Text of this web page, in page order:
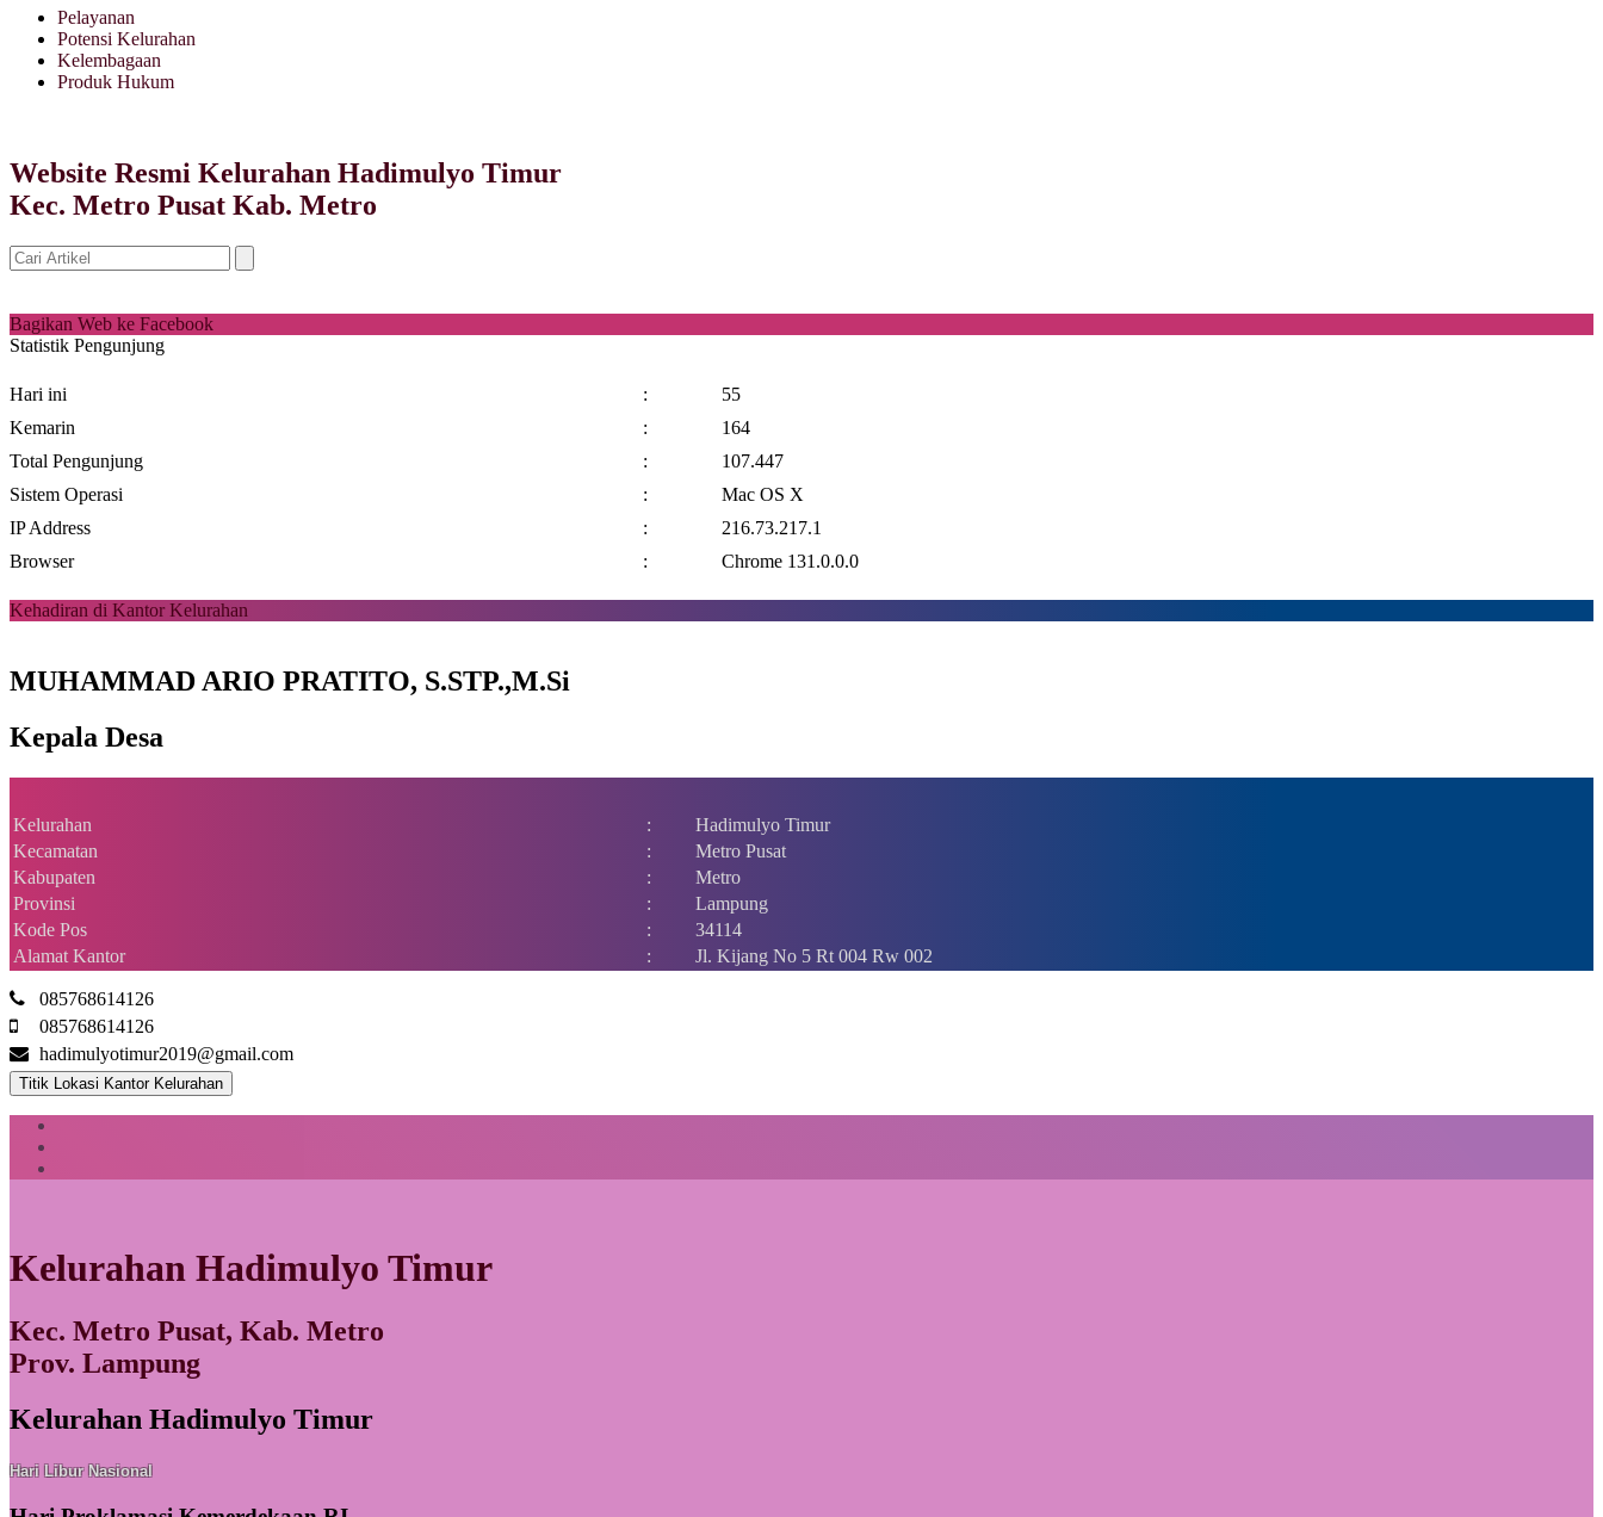
Pelayanan
Potensi Kelurahan
Kelembagaan
Produk Hukum
Website Resmi Kelurahan Hadimulyo Timur
Kec. Metro Pusat Kab. Metro
Bagikan Web ke Facebook
Statistik Pengunjung
Hari ini :
55
Kemarin
:
164
Total Pengunjung
:
107.447
Sistem Operasi
:
Mac OS X
IP Address
:
216.73.217.1
Browser
: Chrome 131.0.0.0
Kehadiran di Kantor Kelurahan
MUHAMMAD ARIO PRATITO, S.STP.,M.Si
Kepala Desa
Kelurahan :
Hadimulyo Timur
Kecamatan
:
Metro Pusat
Kabupaten
:
Metro
Provinsi
:
Lampung
Kode Pos
:
34114
Alamat Kantor
: Jl. Kijang No 5 Rt 004 Rw 002
085768614126
085768614126
hadimulyotimur2019@gmail.com
Titik Lokasi Kantor Kelurahan
Kelurahan Hadimulyo Timur
Kec. Metro Pusat, Kab. Metro
Prov. Lampung
Kelurahan Hadimulyo Timur
Hari Libur Nasional